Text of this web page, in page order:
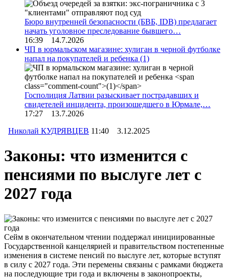
Бюро внутренней безопасности (БВБ, IDB) предлагает
начать уголовное преследование бывшего…
16:39 14.7.2026
ЧП в юрмальском магазине: хулиган в черной футболке
напал на покупателей и ребенка (1)
Госполиция Латвии разыскивает пострадавших и
свидетелей инцидента, произошедшего в Юрмале,…
17:27 13.7.2026
Николай КУДРЯВЦЕВ 11:40 3.12.2025
Законы: что изменится с
пенсиями по выслуге лет с
2027 года
Сейм в окончательном чтении поддержал инициированные
Государственной канцелярией и правительством постепенные
изменения в системе пенсий по выслуге лет, которые вступят
в силу с 2027 года. Эти перемены связаны с рамками бюджета
на последующие три года и включены в законопроекты,